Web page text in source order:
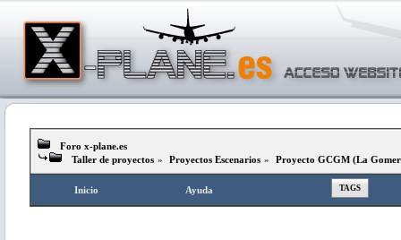
Foro x-plane.es
Taller de proyectos » Proyectos Escenarios » Proyecto GCGM (La
Inicio Ayuda TAGS